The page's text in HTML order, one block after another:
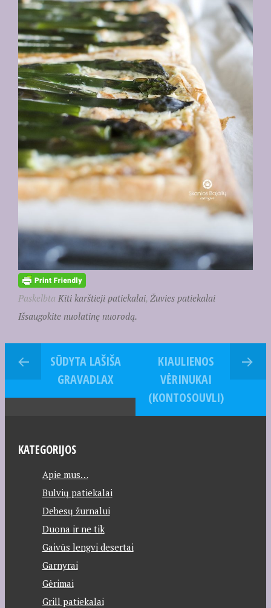
Paskelbta Kiti karštieji patiekalai, Žuvies patiekalai
Išsaugokite nuolatinę nuorodą.
SŪDYTA LAŠIŠA
GRAVADLAX
KIAULIENOS
VĖRINUKAI
(KONTOSOUVLI)
KATEGORIJOS
Apie mus…
Bulvių patiekalai
Debesų žurnalui
Duona ir ne tik
Gaivūs lengvi desertai
Garnyrai
Gėrimai
Grill patiekalai